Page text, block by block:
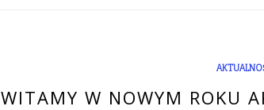
WITAMY W NOWYM ROKU